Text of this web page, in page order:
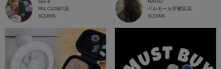
Suu☺︎
PAL CLOSET店
3COINS
NATSU
ベルモール宇都宮店
3COINS